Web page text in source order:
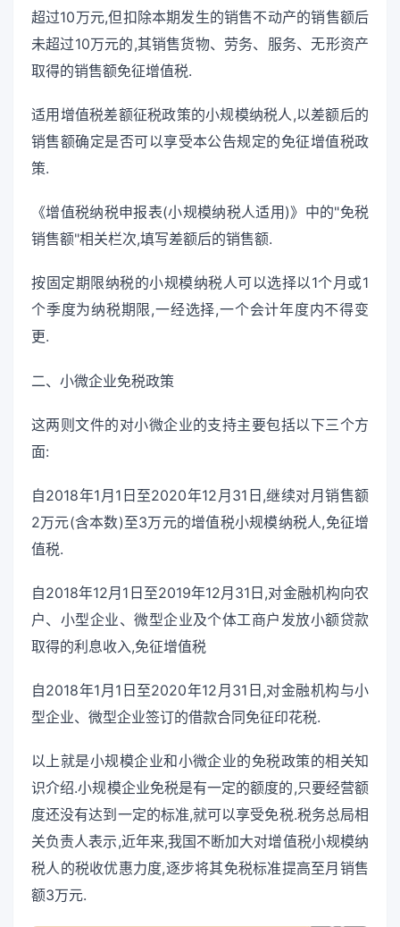
超过10万元,但扣除本期发生的销售不动产的销售额后
未超过10万元的,其销售货物、劳务、服务、无形资产
取得的销售额免征增值税.
适用增值税差额征税政策的小规模纳税人,以差额后的
销售额确定是否可以享受本公告规定的免征增值税政
策.
《增值税纳税申报表(小规模纳税人适用)》中的"免税
销售额"相关栏次,填写差额后的销售额.
按固定期限纳税的小规模纳税人可以选择以1个月或1
个季度为纳税期限,一经选择,一个会计年度内不得变
更.
二、小微企业免税政策
这两则文件的对小微企业的支持主要包括以下三个方
面:
自2018年1月1日至2020年12月31日,继续对月销售额
2万元(含本数)至3万元的增值税小规模纳税人,免征增
值税.
自2018年12月1日至2019年12月31日,对金融机构向农
户、小型企业、微型企业及个体工商户发放小额贷款
取得的利息收入,免征增值税
自2018年1月1日至2020年12月31日,对金融机构与小
型企业、微型企业签订的借款合同免征印花税.
以上就是小规模企业和小微企业的免税政策的相关知
识介绍.小规模企业免税是有一定的额度的,只要经营额
度还没有达到一定的标准,就可以享受免税.税务总局相
关负责人表示,近年来,我国不断加大对增值税小规模纳
税人的税收优惠力度,逐步将其免税标准提高至月销售
额3万元.